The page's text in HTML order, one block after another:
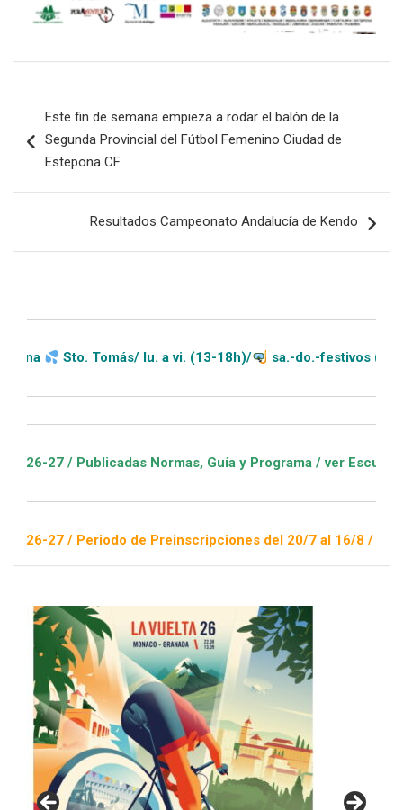
de
entradas
Este fin de semana empieza a rodar el balón de la
Segunda Provincial del Fútbol Femenino Ciudad de
Estepona CF
Resultados Campeonato Andalucía de Kendo
Tomás/ lu. a vi. (13-18h)/ sa.-do.-festivos (11-20h)
Normas, Guía y Programa / ver Escuelas Deportivas
de Preinscripciones del 20/7 al 16/8 / Sorteo 1 de